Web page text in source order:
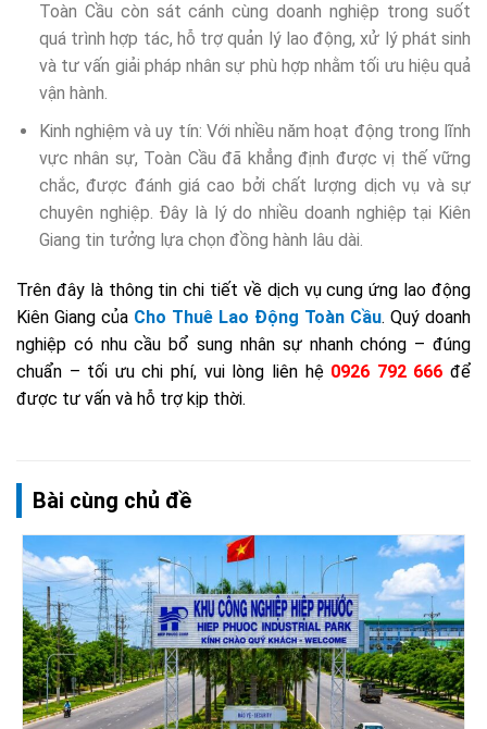
Toàn Cầu còn sát cánh cùng doanh nghiệp trong suốt
quá trình hợp tác, hỗ trợ quản lý lao động, xử lý phát sinh
và tư vấn giải pháp nhân sự phù hợp nhằm tối ưu hiệu quả
vận hành.
Kinh nghiệm và uy tín: Với nhiều năm hoạt động trong lĩnh
vực nhân sự, Toàn Cầu đã khẳng định được vị thế vững
chắc, được đánh giá cao bởi chất lượng dịch vụ và sự
chuyên nghiệp. Đây là lý do nhiều doanh nghiệp tại Kiên
Giang tin tưởng lựa chọn đồng hành lâu dài.
Trên đây là thông tin chi tiết về dịch vụ cung ứng lao động
Kiên Giang của Cho Thuê Lao Động Toàn Cầu. Quý doanh
nghiệp có nhu cầu bổ sung nhân sự nhanh chóng – đúng
chuẩn – tối ưu chi phí, vui lòng liên hệ 0926 792 666 để
được tư vấn và hỗ trợ kịp thời.
Bài cùng chủ đề